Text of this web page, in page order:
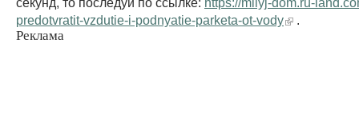
predotvratit-vzdutie-i-podnyatie-parketa-ot-vody
Реклама